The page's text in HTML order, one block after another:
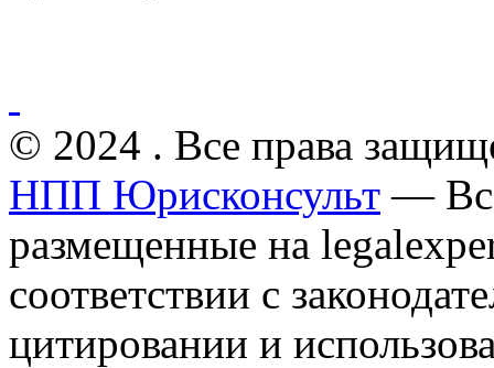
© 2024 . Все права
НПП Юрисконсульт —
размещенные на
соответствии с
цитировании и